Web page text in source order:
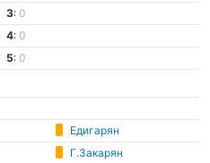
3: 0
4: 0
5: 0
Едигарян
Г.Закарян